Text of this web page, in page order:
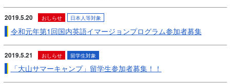
2019.5.20 おしらせ 日本人等対象
令和元年第1回国内英語イマージョンプログラム参加者募集
2019.5.21 おしらせ 留学生対象
「大山サマーキャンプ」留学生参加者募集！！